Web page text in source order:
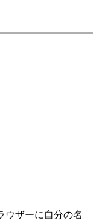
ウザーに自分の名